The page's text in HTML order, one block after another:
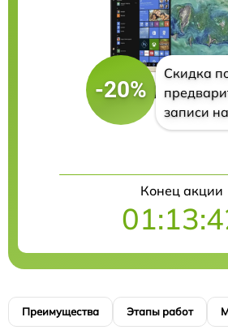
-20%
Скидка
записи
Конец акции
Преимущества Этапы работ